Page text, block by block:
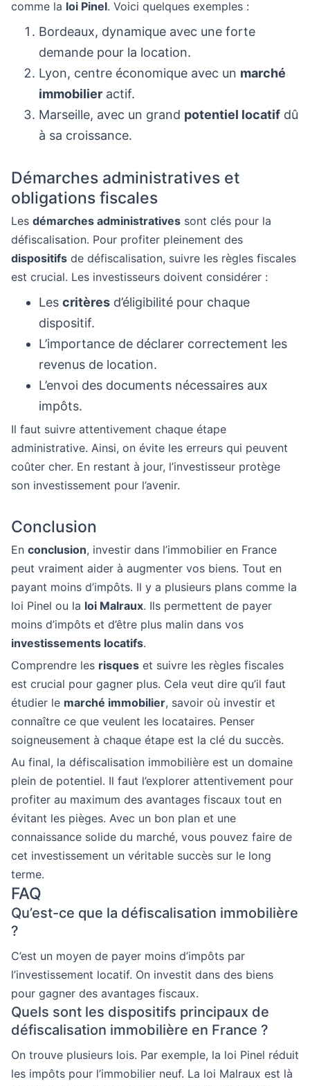
comme la loi Pinel. Voici quelques exemples :
Bordeaux, dynamique avec une forte
demande pour la location.
Lyon, centre économique avec un marché
immobilier actif.
Marseille, avec un grand potentiel locatif dû
à sa croissance.
Démarches administratives et
obligations fiscales
Les démarches administratives sont clés pour la
défiscalisation. Pour profiter pleinement des
dispositifs de défiscalisation, suivre les règles fiscales
est crucial. Les investisseurs doivent considérer :
Les critères d’éligibilité pour chaque
dispositif.
L’importance de déclarer correctement les
revenus de location.
L’envoi des documents nécessaires aux
impôts.
Il faut suivre attentivement chaque étape
administrative. Ainsi, on évite les erreurs qui peuvent
coûter cher. En restant à jour, l’investisseur protège
son investissement pour l’avenir.
Conclusion
En conclusion, investir dans l’immobilier en France
peut vraiment aider à augmenter vos biens. Tout en
payant moins d’impôts. Il y a plusieurs plans comme la
loi Pinel ou la loi Malraux. Ils permettent de payer
moins d’impôts et d’être plus malin dans vos
investissements locatifs.
Comprendre les risques et suivre les règles fiscales
est crucial pour gagner plus. Cela veut dire qu’il faut
étudier le marché immobilier, savoir où investir et
connaître ce que veulent les locataires. Penser
soigneusement à chaque étape est la clé du succès.
Au final, la défiscalisation immobilière est un domaine
plein de potentiel. Il faut l’explorer attentivement pour
profiter au maximum des avantages fiscaux tout en
évitant les pièges. Avec un bon plan et une
connaissance solide du marché, vous pouvez faire de
cet investissement un véritable succès sur le long
terme.
FAQ
Qu’est-ce que la défiscalisation immobilière
?
C’est un moyen de payer moins d’impôts par
l’investissement locatif. On investit dans des biens
pour gagner des avantages fiscaux.
Quels sont les dispositifs principaux de
défiscalisation immobilière en France ?
On trouve plusieurs lois. Par exemple, la loi Pinel réduit
les impôts pour l’immobilier neuf. La loi Malraux est là